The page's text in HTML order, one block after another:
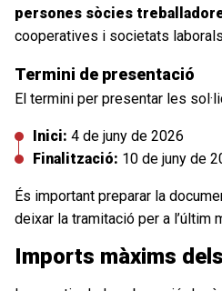
persones sòcies
cooperatives i societats
Termini de presentació
El termini per presentar les
Inici: 4 de juny de 2026
Finalització: 10 de juny de
És important preparar la
deixar la tramitació per a l’últim
Imports màxims